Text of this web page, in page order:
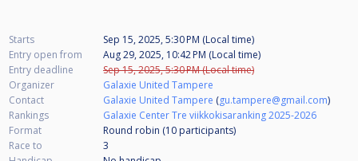
Starts
Sep 15, 2025, 5:30 PM (Local time)
Entry open from
Aug 29, 2025, 10:42 PM (Local time)
Entry deadline
Sep 15, 2025, 5:30 PM (Local time)
Organizer
Galaxie United Tampere
Contact
Galaxie United Tampere (gu.tampere@gmail.com)
Rankings
Galaxie Center Tre viikkokisaranking 2025-2026
Format
Round robin (10 participants)
Race to
3